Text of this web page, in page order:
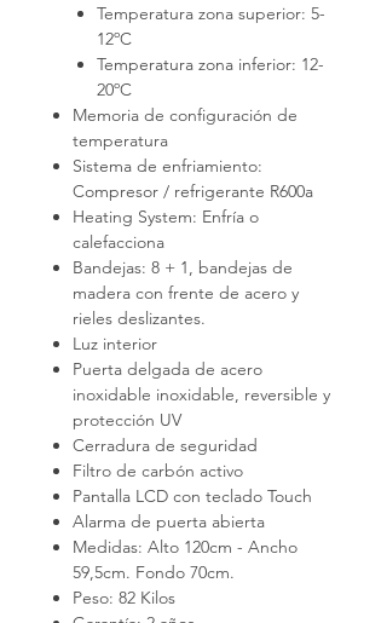
Temperatura zona superior: 5-
12ºC
Temperatura zona inferior: 12-
20ºC
Memoria de configuración de
temperatura
Sistema de enfriamiento:
Compresor / refrigerante R600a
Heating System: Enfría o
calefacciona
Bandejas: 8 + 1, bandejas de
madera con frente de acero y
rieles deslizantes.
Luz interior
Puerta delgada de acero
inoxidable inoxidable, reversible y
protección UV
Cerradura de seguridad
Filtro de carbón activo
Pantalla LCD con teclado Touch
Alarma de puerta abierta
Medidas: Alto 120cm - Ancho
59,5cm. Fondo 70cm.
Peso: 82 Kilos